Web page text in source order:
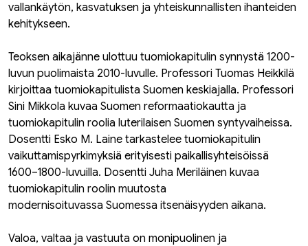
vallankäytön, kasvatuksen ja yhteiskunnallisten ihanteiden
kehitykseen.
Teoksen aikajänne ulottuu tuomiokapitulin synnystä 1200-
luvun puolimaista 2010-luvulle. Professori Tuomas Heikkilä
kirjoittaa tuomiokapitulista Suomen keskiajalla. Professori
Sini Mikkola kuvaa Suomen reformaatiokautta ja
tuomiokapitulin roolia luterilaisen Suomen syntyvaiheissa.
Dosentti Esko M. Laine tarkastelee tuomiokapitulin
vaikuttamispyrkimyksiä erityisesti paikallisyhteisöissä
1600–1800-luvuilla. Dosentti Juha Meri­läinen kuvaa
tuomiokapitulin roolin muutosta
modernisoituvassa Suomessa itsenäisyyden aikana.
Valoa, valtaa ja vastuuta on monipuolinen ja